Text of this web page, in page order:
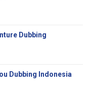
Dubbing
Dubbing Indonesia